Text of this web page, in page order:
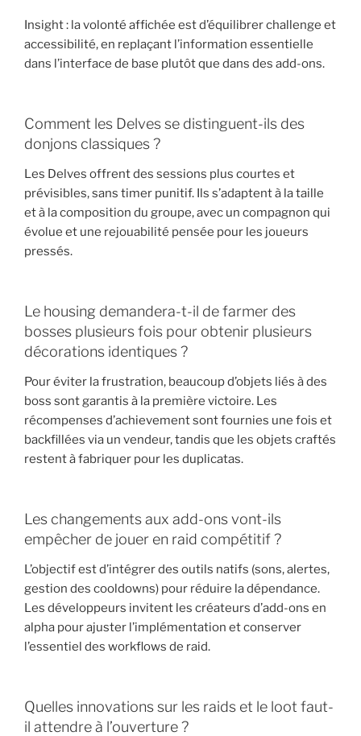
Insight : la volonté affichée est d’équilibrer challenge et
accessibilité, en replaçant l’information essentielle
dans l’interface de base plutôt que dans des add-ons.
Comment les Delves se distinguent-ils des
donjons classiques ?
Les Delves offrent des sessions plus courtes et
prévisibles, sans timer punitif. Ils s’adaptent à la taille
et à la composition du groupe, avec un compagnon qui
évolue et une rejouabilité pensée pour les joueurs
pressés.
Le housing demandera-t-il de farmer des
bosses plusieurs fois pour obtenir plusieurs
décorations identiques ?
Pour éviter la frustration, beaucoup d’objets liés à des
boss sont garantis à la première victoire. Les
récompenses d’achievement sont fournies une fois et
backfillées via un vendeur, tandis que les objets craftés
restent à fabriquer pour les duplicatas.
Les changements aux add-ons vont-ils
empêcher de jouer en raid compétitif ?
L’objectif est d’intégrer des outils natifs (sons, alertes,
gestion des cooldowns) pour réduire la dépendance.
Les développeurs invitent les créateurs d’add-ons en
alpha pour ajuster l’implémentation et conserver
l’essentiel des workflows de raid.
Quelles innovations sur les raids et le loot faut-
il attendre à l’ouverture ?